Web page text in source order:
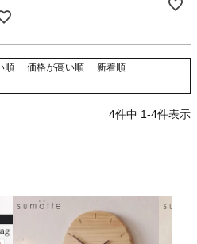
順 価格が高い順
新着順
4件中 1-4件表示